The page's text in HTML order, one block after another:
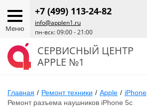
Меню
+7 (499) 113-24-82
info@applen1.ru
пн-вск: 09:00 - 21:00
СЕРВИСНЫЙ ЦЕНТР
APPLE №1
Главная / Ремонт техники / Apple / iPhone
Ремонт разъема наушников iPhone 5c